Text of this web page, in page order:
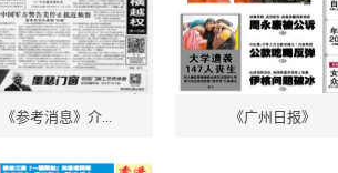
《参考消息》介... 《广州日报》